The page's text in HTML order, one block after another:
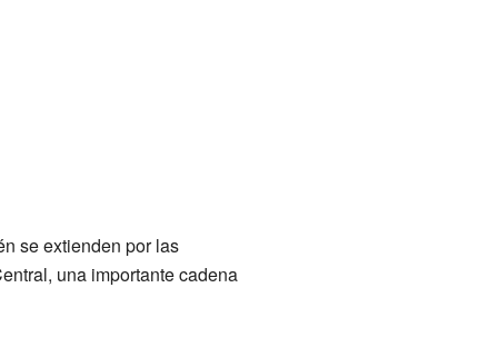
se extienden por las
una importante cadena